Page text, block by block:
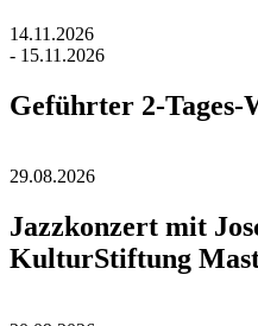
14.11.2026
- 15.11.2026
Geführter 2-Tages-
29.08.2026
Jazzkonzert mit
KulturStiftung